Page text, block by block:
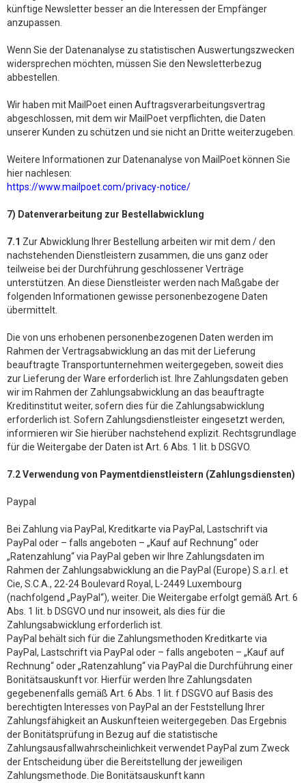
künftige Newsletter besser an die Interessen der Empfänger
anzupassen.
Wenn Sie der Datenanalyse zu statistischen Auswertungszwecken
widersprechen möchten, müssen Sie den Newsletterbezug
abbestellen.
Wir haben mit MailPoet einen Auftragsverarbeitungsvertrag
abgeschlossen, mit dem wir MailPoet verpflichten, die Daten
unserer Kunden zu schützen und sie nicht an Dritte weiterzugeben.
Weitere Informationen zur Datenanalyse von MailPoet können Sie
hier nachlesen:
https://www.mailpoet.com/privacy-notice/
7) Datenverarbeitung zur Bestellabwicklung
7.1 Zur Abwicklung Ihrer Bestellung arbeiten wir mit dem / den
nachstehenden Dienstleistern zusammen, die uns ganz oder
teilweise bei der Durchführung geschlossener Verträge
unterstützen. An diese Dienstleister werden nach Maßgabe der
folgenden Informationen gewisse personenbezogene Daten
übermittelt.
Die von uns erhobenen personenbezogenen Daten werden im
Rahmen der Vertragsabwicklung an das mit der Lieferung
beauftragte Transportunternehmen weitergegeben, soweit dies
zur Lieferung der Ware erforderlich ist. Ihre Zahlungsdaten geben
wir im Rahmen der Zahlungsabwicklung an das beauftragte
Kreditinstitut weiter, sofern dies für die Zahlungsabwicklung
erforderlich ist. Sofern Zahlungsdienstleister eingesetzt werden,
informieren wir Sie hierüber nachstehend explizit. Rechtsgrundlage
für die Weitergabe der Daten ist Art. 6 Abs. 1 lit. b DSGVO.
7.2 Verwendung von Paymentdienstleistern (Zahlungsdiensten)
Paypal
Bei Zahlung via PayPal, Kreditkarte via PayPal, Lastschrift via
PayPal oder – falls angeboten – „Kauf auf Rechnung“ oder
„Ratenzahlung“ via PayPal geben wir Ihre Zahlungsdaten im
Rahmen der Zahlungsabwicklung an die PayPal (Europe) S.a.r.l. et
Cie, S.C.A., 22-24 Boulevard Royal, L-2449 Luxembourg
(nachfolgend „PayPal“), weiter. Die Weitergabe erfolgt gemäß Art. 6
Abs. 1 lit. b DSGVO und nur insoweit, als dies für die
Zahlungsabwicklung erforderlich ist.
PayPal behält sich für die Zahlungsmethoden Kreditkarte via
PayPal, Lastschrift via PayPal oder – falls angeboten – „Kauf auf
Rechnung“ oder „Ratenzahlung“ via PayPal die Durchführung einer
Bonitätsauskunft vor. Hierfür werden Ihre Zahlungsdaten
gegebenenfalls gemäß Art. 6 Abs. 1 lit. f DSGVO auf Basis des
berechtigten Interesses von PayPal an der Feststellung Ihrer
Zahlungsfähigkeit an Auskunfteien weitergegeben. Das Ergebnis
der Bonitätsprüfung in Bezug auf die statistische
Zahlungsausfallwahrscheinlichkeit verwendet PayPal zum Zweck
der Entscheidung über die Bereitstellung der jeweiligen
Zahlungsmethode. Die Bonitätsauskunft kann